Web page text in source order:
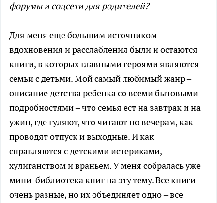
форумы и соцсети для родителей?
Для меня еще большим источником
вдохновения и расслабления были и остаются
книги, в которых главными героями являются
семьи с детьми. Мой самый любимый жанр –
описание детства ребенка со всеми бытовыми
подробностями – что семья ест на завтрак и на
ужин, где гуляют, что читают по вечерам, как
проводят отпуск и выходные. И как
справляются с детскими истериками,
хулиганством и враньем. У меня собралась уже
мини-библиотека книг на эту тему. Все книги
очень разные, но их объединяет одно – все